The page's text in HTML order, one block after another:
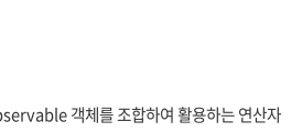
객체를 조합하여 활용하는 연산자